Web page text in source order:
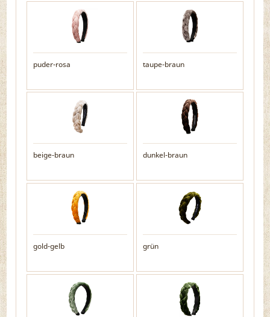
puder-rosa taupe-braun
beige-braun dunkel-braun
gold-gelb grün